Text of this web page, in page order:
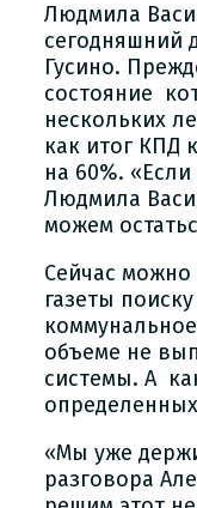
Людмила
сегодняшний
Гусино.
состояние
нескольких
как итог КПД
на 60%.
Людмила
можем
Сейчас
газеты
объеме не
системы. А
«Мы уже
разговора